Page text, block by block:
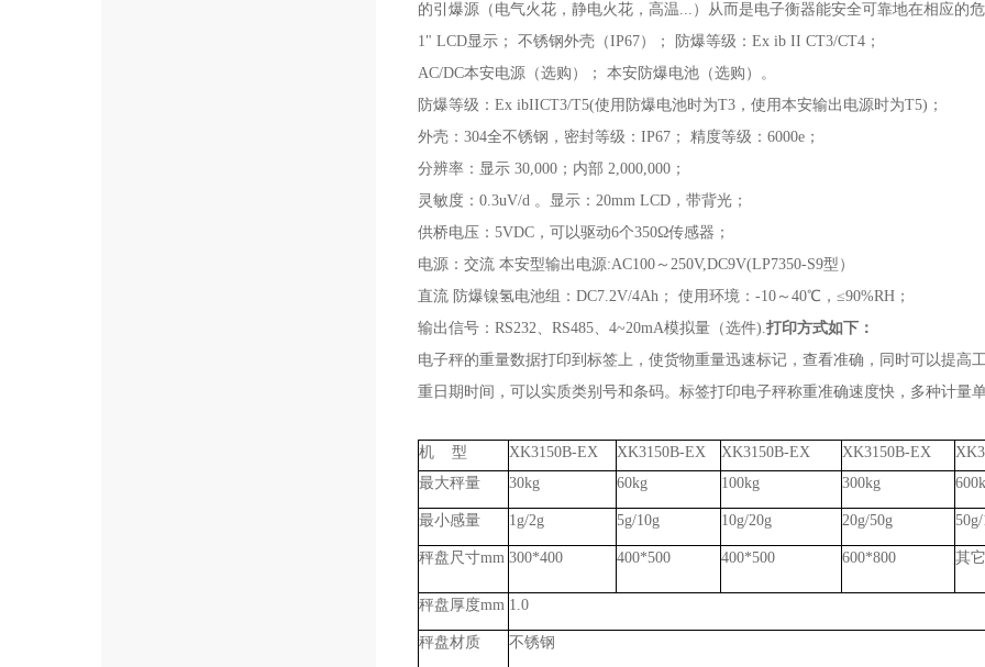
的引爆源（电气火花，静电火花，高温...）从而是电子衡器能安全可靠地在相应的
1" LCD显示； 不锈钢外壳（IP67）； 防爆等级：Ex ib II CT3/CT4；
AC/DC本安电源（选购）； 本安防爆电池（选购）。
防爆等级： Ex ibIICT3/T5(使用防爆电池时为T3，使用本安输出电源时为T5)；
外壳： 304全不锈钢，密封等级：IP67； 精度等级：6000e；
分辨率：显示 30,000；内部 2,000,000；
灵敏度： 0.3uV/d 。显示：20mm LCD，带背光；
供桥电压： 5VDC，可以驱动6个350Ω传感器；
电源：交流 本安型输出电源:AC100～250V,DC9V(LP7350-S9型）
直流 防爆镍氢电池组： DC7.2V/4Ah； 使用环境：-10～40℃，≤90%RH；
输出信号： RS232、RS485、4~20mA模拟量（选件).打印方式如下：
电子秤的重量数据打印到标签上，使货物重量迅速标记，查看准确，同时可以提高
重日期时间，可以实质类别号和条码。标签打印电子秤称重准确速度快，多种计量
机 型 XK3150B-EX XK3150B-EX XK3150B-EX XK3150B-EX
最大秤量
30kg 60kg 100kg 300kg
最小感量 1g/2g 5g/10g 10g/20g 20g/50g
秤盘尺寸mm 300*400 400*500 400*500 600*800 其
秤盘厚度mm 1.0
秤盘材质 不锈钢